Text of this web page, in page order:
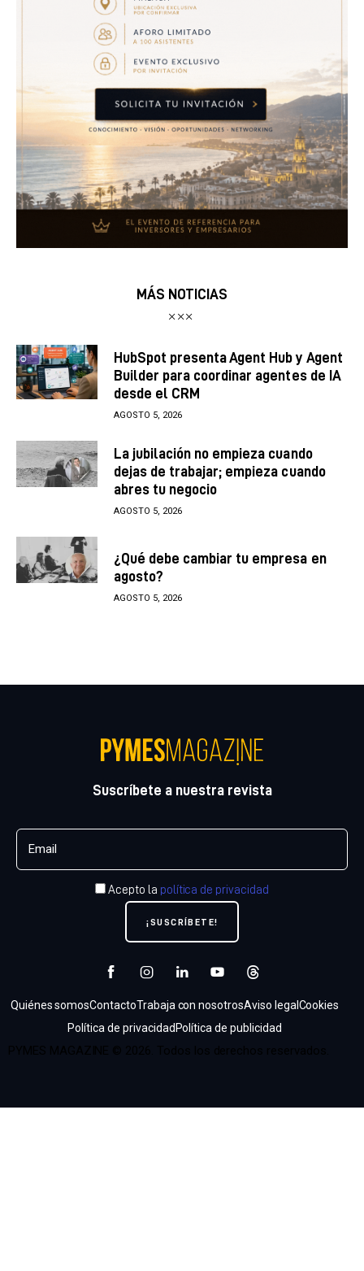
MÁS NOTICIAS
HubSpot presenta Agent Hub y Agent
Builder para coordinar agentes de IA
desde el CRM
AGOSTO 5, 2026
La jubilación no empieza cuando
dejas de trabajar; empieza cuando
abres tu negocio
AGOSTO 5, 2026
¿Qué debe cambiar tu empresa en
agosto?
AGOSTO 5, 2026
Suscríbete a nuestra revista
Acepto la política de privacidad
Quiénes somosContactoTrabaja con nosotrosAviso legal Cookies
Política de privacidad Política de publicidad